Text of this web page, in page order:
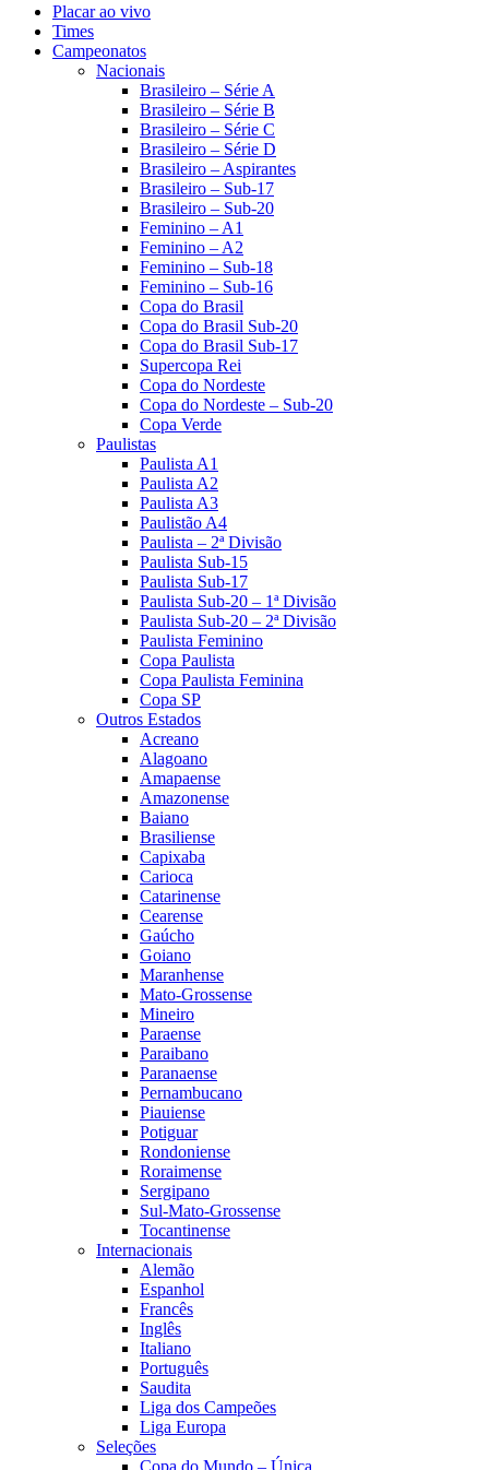
Placar ao vivo
Times
Campeonatos
Nacionais
Brasileiro – Série A
Brasileiro – Série B
Brasileiro – Série C
Brasileiro – Série D
Brasileiro – Aspirantes
Brasileiro – Sub-17
Brasileiro – Sub-20
Feminino – A1
Feminino – A2
Feminino – Sub-18
Feminino – Sub-16
Copa do Brasil
Copa do Brasil Sub-20
Copa do Brasil Sub-17
Supercopa Rei
Copa do Nordeste
Copa do Nordeste – Sub-20
Copa Verde
Paulistas
Paulista A1
Paulista A2
Paulista A3
Paulistão A4
Paulista – 2ª Divisão
Paulista Sub-15
Paulista Sub-17
Paulista Sub-20 – 1ª Divisão
Paulista Sub-20 – 2ª Divisão
Paulista Feminino
Copa Paulista
Copa Paulista Feminina
Copa SP
Outros Estados
Acreano
Alagoano
Amapaense
Amazonense
Baiano
Brasiliense
Capixaba
Carioca
Catarinense
Cearense
Gaúcho
Goiano
Maranhense
Mato-Grossense
Mineiro
Paraense
Paraibano
Paranaense
Pernambucano
Piauiense
Potiguar
Rondoniense
Roraimense
Sergipano
Sul-Mato-Grossense
Tocantinense
Internacionais
Alemão
Espanhol
Francês
Inglês
Italiano
Português
Saudita
Liga dos Campeões
Liga Europa
Seleções
Copa do Mundo – Única